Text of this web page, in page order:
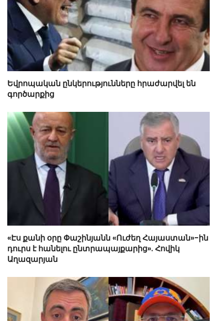
Եվրոպական ընկերությունները հրաժարվել են
գործարքից
«Էս քանի օրը Փաշինյանն «Ուժեղ Հայաստան»-ին
դուրս է հանելու ընտրապայքարից». Հովիկ
Աղազարյան